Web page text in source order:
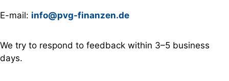
E-mail: info@pvg-finanzen.de
We try to respond to feedback within 3–5 business
days.